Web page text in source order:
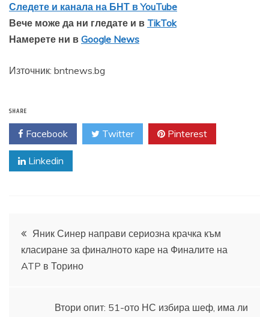
Следете и канала на БНТ в YouTube
Вече може да ни гледате и в TikTok
Намерете ни в Google News
Източник: bntnews.bg
SHARE
Facebook Twitter Pinterest
Linkedin
Навигация
Яник Синер направи сериозна крачка към
класиране за финалното каре на Финалите на
ATP в Торино
Втори опит: 51-ото НС избира шеф, има ли